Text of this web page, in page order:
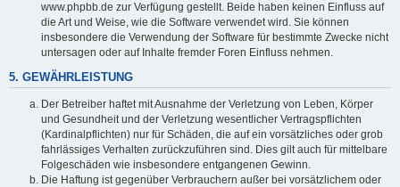
www.phpbb.de zur Verfügung gestellt. Beide haben keinen Einfluss auf
die Art und Weise, wie die Software verwendet wird. Sie können
insbesondere die Verwendung der Software für bestimmte Zwecke nicht
untersagen oder auf Inhalte fremder Foren Einfluss nehmen.
5. GEWÄHRLEISTUNG
Der Betreiber haftet mit Ausnahme der Verletzung von Leben, Körper
und Gesundheit und der Verletzung wesentlicher Vertragspflichten
(Kardinalpflichten) nur für Schäden, die auf ein vorsätzliches oder grob
fahrlässiges Verhalten zurückzuführen sind. Dies gilt auch für mittelbare
Folgeschäden wie insbesondere entgangenen Gewinn.
Die Haftung ist gegenüber Verbrauchern außer bei vorsätzlichem oder